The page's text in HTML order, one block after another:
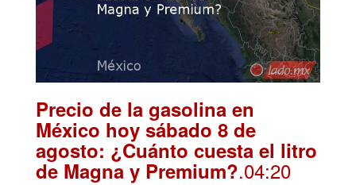
Precio de la gasolina en
México hoy sábado 8 de
agosto: ¿Cuánto cuesta el litro
de Magna y Premium?.04:20